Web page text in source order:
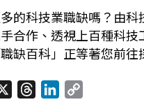
的科技業職缺嗎？由科
合作、透視上百種科技
缺百科」正等著您前往